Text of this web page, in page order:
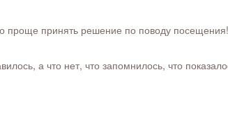
принять решение по поводу посещения!
а что нет, что запомнилось, что